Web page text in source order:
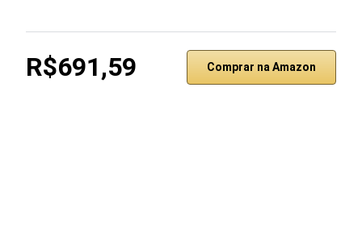
R$691,59 Comprar na Amazon